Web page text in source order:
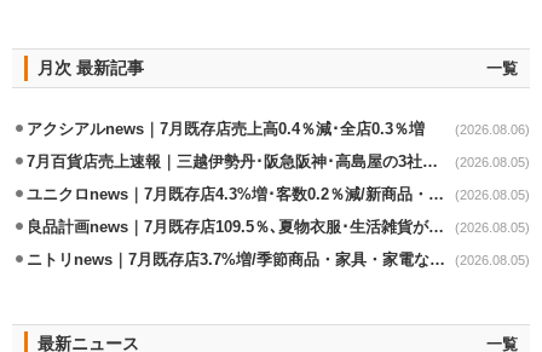
月次 最新記事 一覧
アクシアルnews｜7月既存店売上高0.4％減･全店0.3％増 (2026.08.06)
7月百貨店売上速報｜三越伊勢丹･阪急阪神･高島屋の3社は増収 (2026.08.05)
ユニクロnews｜7月既存店4.3%増･客数0.2％減/新商品・夏物商品が好調 (2026.08.05)
良品計画news｜7月既存店109.5％､夏物衣服･生活雑貨が好調 (2026.08.05)
ニトリnews｜7月既存店3.7%増/季節商品・家具・家電など好調 (2026.08.05)
最新ニュース 一覧